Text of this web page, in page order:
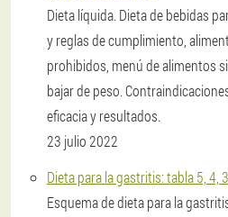
Dieta líquida. Dieta de bebidas
y reglas de cumplimiento,
prohibidos, menú de alimentos
bajar de peso.
eficacia y resultados.
23 julio 2022
Dieta para la gastritis: tabla 5, 4,
Esquema de dieta para la